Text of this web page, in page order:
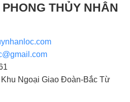
THỦY NHÂN
Ngoại Giao Đoàn-Bắc Từ